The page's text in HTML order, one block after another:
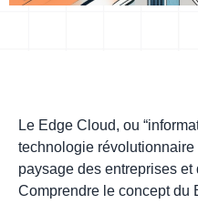
Le Edge Cloud, ou
technologie
paysage des entreprises et
Comprendre le concept du